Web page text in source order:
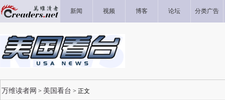
新闻 视频 博客 论坛 分类广告
万维读者网 > 美国看台 > 正文